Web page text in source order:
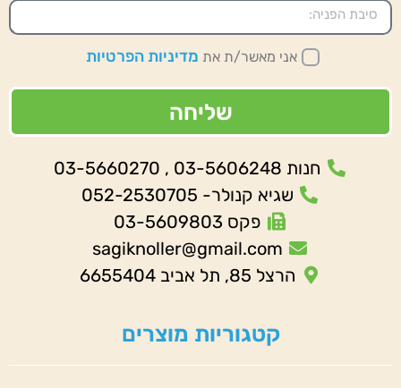
אני מאשר/ת את מדיניות הפרטיות
שליחה
חנות 03-5606248 , 03-5660270
שגיא קנולר- 052-2530705
פקס 03-5609803
sagiknoller@gmail.com
הרצל 85, תל אביב 6655404
קטגוריות מוצרים